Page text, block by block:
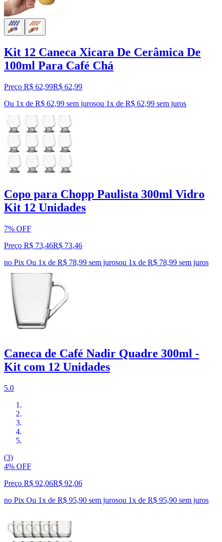
Kit 12 Caneca Xicara De Cerâmica De
100ml Para Café Chá
Preço R$ 62,99R$ 62,99
Ou 1x de R$ 62,99 sem jurosou 1x de R$ 62,99 sem juros
Copo para Chopp Paulista 300ml Vidro
Kit 12 Unidades
7% OFF
Preço R$ 73,46R$ 73,46
no Pix Ou 1x de R$ 78,99 sem jurosou 1x de R$ 78,99 sem juros
Caneca de Café Nadir Quadre 300ml -
Kit com 12 Unidades
5.0
(3)
4% OFF
Preço R$ 92,06R$ 92,06
no Pix Ou 1x de R$ 95,90 sem jurosou 1x de R$ 95,90 sem juros